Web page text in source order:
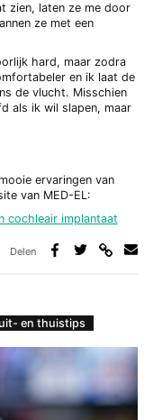
zien, laten ze me door
ze met een
hard, maar zodra
en ik laat de
de vlucht. Misschien
als ik wil slapen, maar
ervaringen van
van MED-EL:
cochleair implantaat
Delen
uit- en thuistips